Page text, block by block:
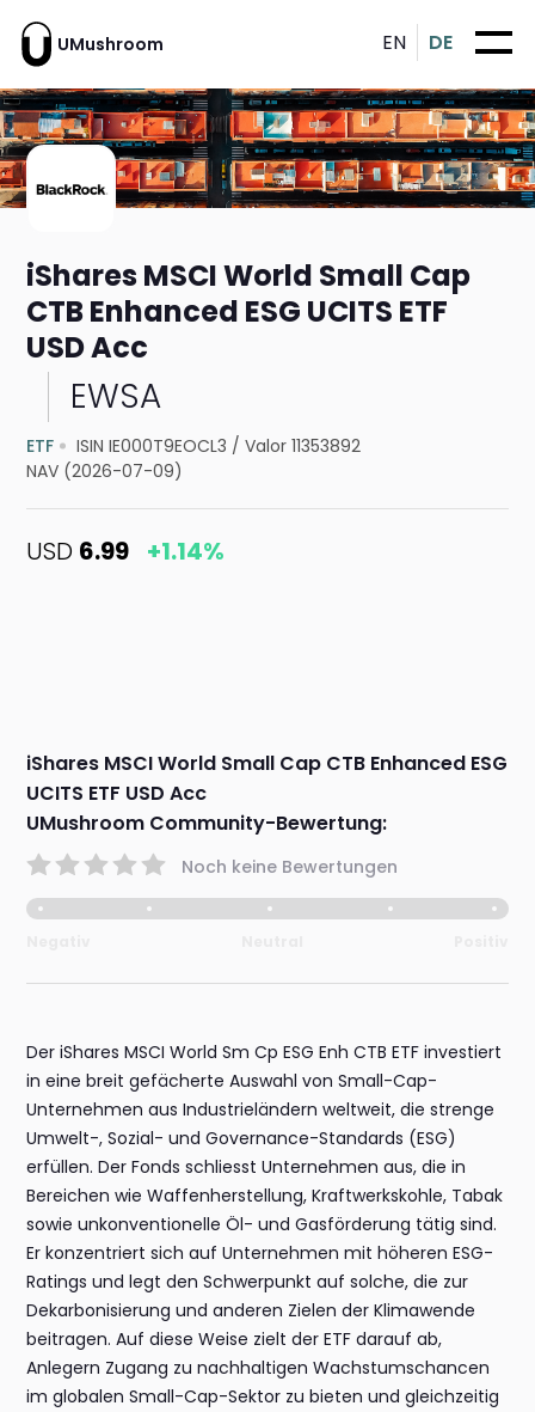
UMushroom EN DE
iShares MSCI World Small Cap
CTB Enhanced ESG UCITS ETF
USD Acc
EWSA
ETF ISIN IE000T9EOCL3 /Valor 11353892
NAV (2026-07-09)
USD 6.99 +1.14%
iShares MSCI World Small Cap CTB Enhanced ESG
UCITS ETF USD Acc
UMushroom Community-Bewertung:
Noch keine Bewertungen
Der iShares MSCI World Sm Cp ESG Enh CTB ETF investiert
in eine breit gefächerte Auswahl von Small-Cap-
Unternehmen aus Industrieländern weltweit, die strenge
Umwelt-, Sozial- und Governance-Standards (ESG)
erfüllen. Der Fonds schliesst Unternehmen aus, die in
Bereichen wie Waffenherstellung, Kraftwerkskohle, Tabak
sowie unkonventionelle Öl- und Gasförderung tätig sind.
Er konzentriert sich auf Unternehmen mit höheren ESG-
Ratings und legt den Schwerpunkt auf solche, die zur
Dekarbonisierung und anderen Zielen der Klimawende
beitragen. Auf diese Weise zielt der ETF darauf ab,
Anlegern Zugang zu nachhaltigen Wachstumschancen
im globalen Small-Cap-Sektor zu bieten und gleichzeitig